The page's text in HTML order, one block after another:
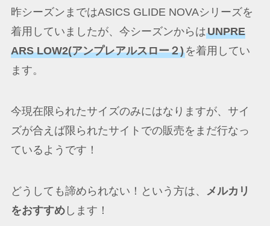
昨シーズンまではASICS GLIDE NOVAシリーズを
着用していましたが、今シーズンからはUNPRE
ARS LOW2(アンプレアルスロー２)を着用してい
ます。
今現在限られたサイズのみにはなりますが、サイ
ズが合えば限られたサイトでの販売をまだ行なっ
ているようです！
どうしても諦められない！という方は、
メルカリ
をおすすめします！